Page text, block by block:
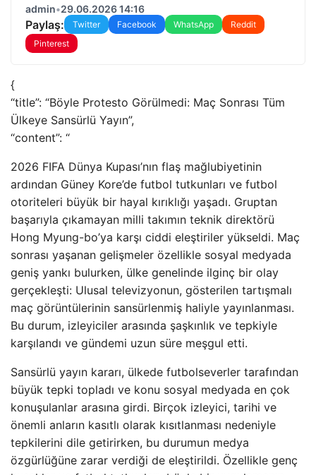
admin•29.06.2026 14:16
Paylaş: Twitter Facebook WhatsApp
Reddit
Pinterest
{
“title”: “Böyle Protesto Görülmedi: Maç Sonrası Tüm
Ülkeye Sansürlü Yayın”,
“content”: “
2026 FIFA Dünya Kupası’nın flaş mağlubiyetinin
ardından Güney Kore’de futbol tutkunları ve futbol
otoriteleri büyük bir hayal kırıklığı yaşadı. Gruptan
başarıyla çıkamayan milli takımın teknik direktörü
Hong Myung-bo’ya karşı ciddi eleştiriler yükseldi. Maç
sonrası yaşanan gelişmeler özellikle sosyal medyada
geniş yankı bulurken, ülke genelinde ilginç bir olay
gerçekleşti: Ulusal televizyonun, gösterilen tartışmalı
maç görüntülerinin sansürlenmiş haliyle yayınlanması.
Bu durum, izleyiciler arasında şaşkınlık ve tepkiyle
karşılandı ve gündemi uzun süre meşgul etti.
Sansürlü yayın kararı, ülkede futbolseverler tarafından
büyük tepki topladı ve konu sosyal medyada en çok
konuşulanlar arasına girdi. Birçok izleyici, tarihi ve
önemli anların kasıtlı olarak kısıtlanması nedeniyle
tepkilerini dile getirirken, bu durumun medya
özgürlüğüne zarar verdiği de eleştirildi. Özellikle genç